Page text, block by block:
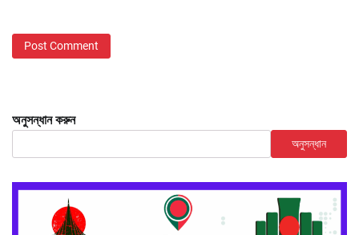
অনুসন্ধান করুন
অনুসন্ধান